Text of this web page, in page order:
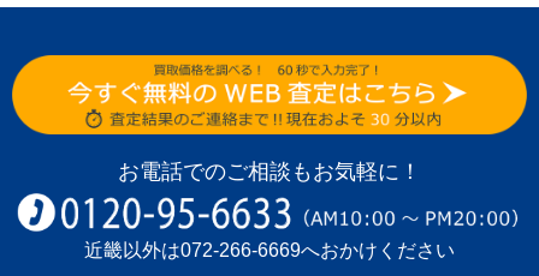
お電話でのご相談もお気軽に！
近畿以外は072-266-6669へおかけください